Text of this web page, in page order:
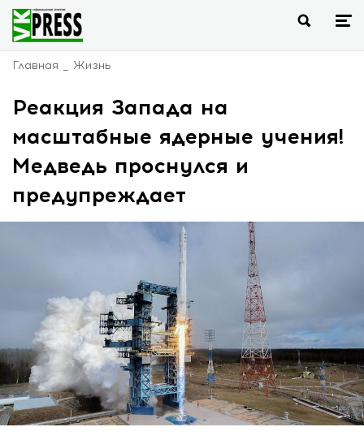
Главная Жизнь
Реакция Запада на
масштабные ядерные учения!
Медведь проснулся и
предупреждает